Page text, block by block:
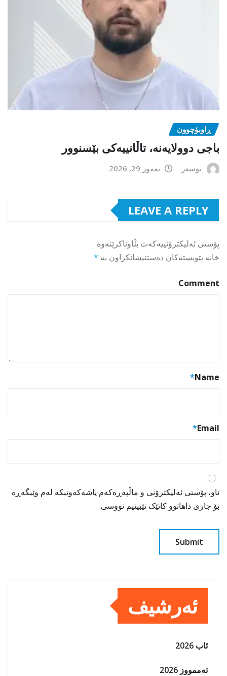
ڕاوبۆچوون
باجی دوولایەنە، تاڵانییەکی بێسنوور
نوسەر تەموز 29, 2026
LEAVE A REPLY
پۆستی ئەلیکترۆنییەکەت بڵاوناکرێتەوە.
خانە پێویستەکان دەستنیشانکراون بە *
Comment
Name
*
Email
*
ناو، پۆستی ئەلیکترۆنی و ماڵپەڕەکەم پاشەکەوتبکە لەم وێبگەڕە
بۆ جاری داهاتوو کاتێک تێبینیم نووسی.
ئەرشیف
ئاب 2026
تەممووز 2026